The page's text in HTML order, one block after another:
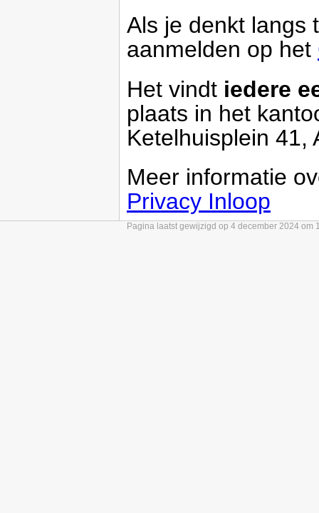
Als je denkt langs
aanmelden op het
Het vindt iedere
plaats in het
Ketelhuisplein 41,
Meer informatie
Privacy Inloop
Pagina laatst gewijzigd op 4 december 2024 om